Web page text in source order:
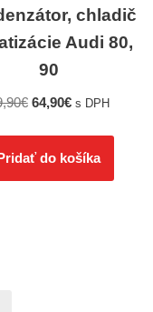
chladič
Audi 80,
90
€ 64,90€ s DPH
do košíka